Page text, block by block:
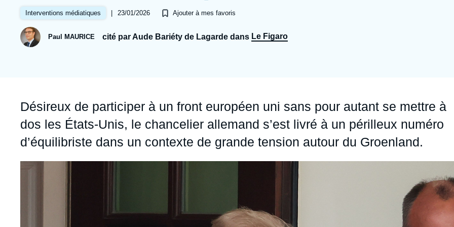
Partenariats et réseaux
Nous soutenir en tant que professionnel
Ramses
Politique étrangère
Intelligence artificielle
Guerre en Ukraine
Europe
Russie - Eurasie
Interventions médiatiques | 23/01/2026 Ajouter à mes favoris
Paul MAURICE cité par Aude Bariéty de Lagarde dans Le Figaro
Accroche
Désireux de participer à un front européen uni sans pour autant se mettre à
dos les États-Unis, le chancelier allemand s’est livré à un périlleux numéro
d’équilibriste dans un contexte de grande tension autour du Groenland.